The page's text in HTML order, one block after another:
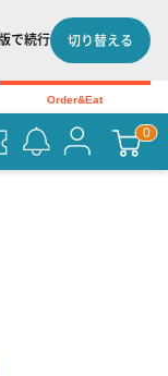
で続行 切り替える
Order&Eat